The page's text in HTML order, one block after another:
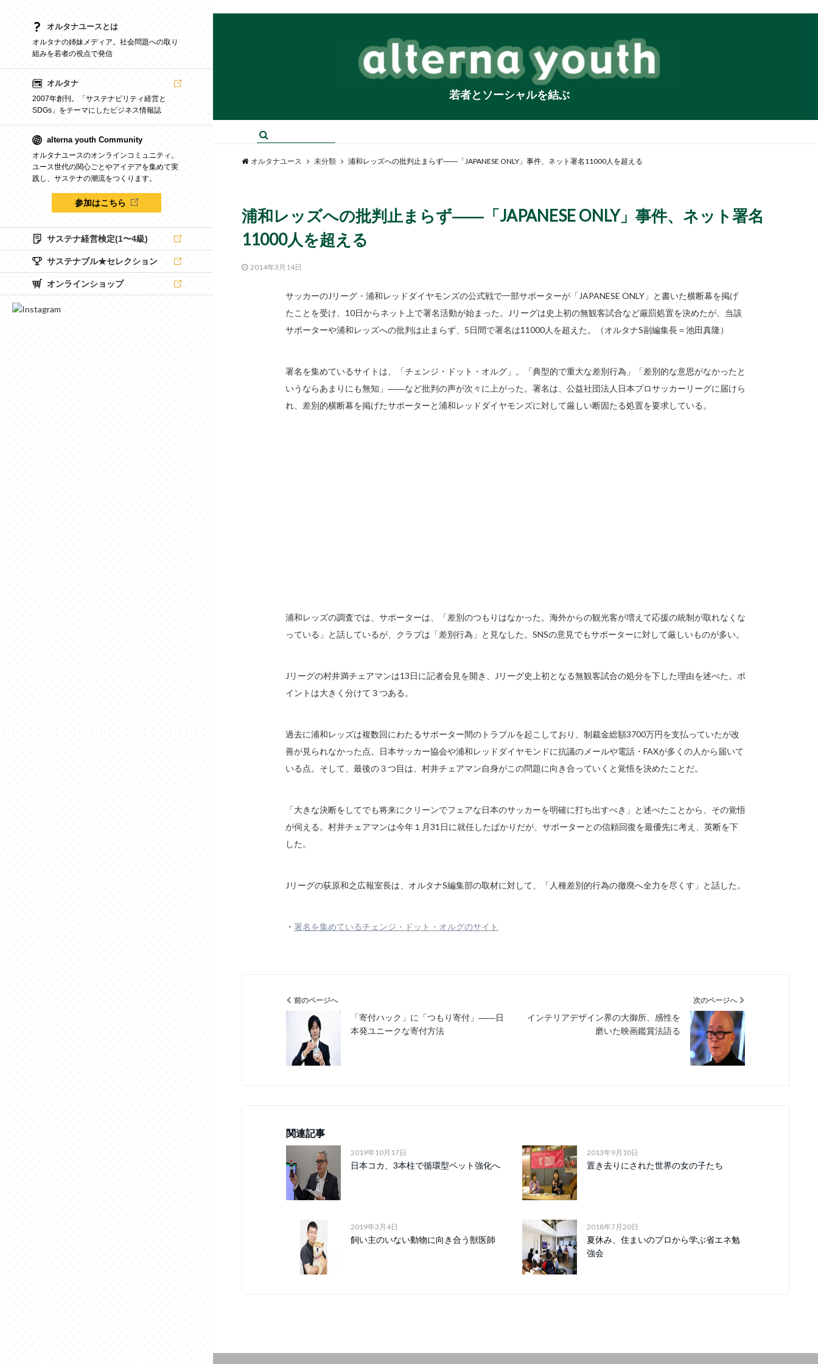
オルタナユースとは
オルタナの姉妹メディア。社会問題への取り
組みを若者の視点で発信
オルタナ
2007年創刊。「サステナビリティ経営と
SDGs」をテーマにしたビジネス情報誌
alterna youth Community
オルタナユースのオンラインコミュニティ。
ユース世代の関心ごとやアイデアを集めて実
践し、サステナの潮流をつくります。
参加はこちら
サステナ経営検定(1〜4級)
サステナブル★セレクション
オンラインショップ
若者とソーシャルを結ぶ
オルタナユース 未分類 浦和レッズへの批判止まらず――「JAPANESE ONLY」事件、ネット署名11000人を超える
浦和レッズへの批判止まらず――「JAPANESE ONLY」事件、ネット署名
11000人を超える
2014年3月14日
サッカーのJリーグ・浦和レッドダイヤモンズの公式戦で一部サポーターが「JAPANESE ONLY」と書いた横断幕を掲げ
たことを受け、10日からネット上で署名活動が始まった。Jリーグは史上初の無観客試合など厳罰処置を決めたが、当該
サポーターや浦和レッズへの批判は止まらず、5日間で署名は11000人を超えた。（オルタナS副編集長＝池田真隆）
署名を集めているサイトは、「チェンジ・ドット・オルグ」。「典型的で重大な差別行為」「差別的な意思がなかったと
いうならあまりにも無知」――など批判の声が次々に上がった。署名は、公益社団法人日本プロサッカーリーグに届けら
れ、差別的横断幕を掲げたサポーターと浦和レッドダイヤモンズに対して厳しい断固たる処置を要求している。
浦和レッズの調査では、サポーターは、「差別のつもりはなかった。海外からの観光客が増えて応援の統制が取れなくな
っている」と話しているが、クラブは「差別行為」と見なした。SNSの意見でもサポーターに対して厳しいものが多い。
Jリーグの村井満チェアマンは13日に記者会見を開き、Jリーグ史上初となる無観客試合の処分を下した理由を述べた。ポ
イントは大きく分けて３つある。
過去に浦和レッズは複数回にわたるサポーター間のトラブルを起こしており、制裁金総額3700万円を支払っていたが改
善が見られなかった点。日本サッカー協会や浦和レッドダイヤモンドに抗議のメールや電話・FAXが多くの人から届いて
いる点。そして、最後の３つ目は、村井チェアマン自身がこの問題に向き合っていくと覚悟を決めたことだ。
「大きな決断をしてでも将来にクリーンでフェアな日本のサッカーを明確に打ち出すべき」と述べたことから、その覚悟
が伺える。村井チェアマンは今年１月31日に就任したばかりだが、サポーターとの信頼回復を最優先に考え、英断を下
した。
Jリーグの荻原和之広報室長は、オルタナS編集部の取材に対して、「人種差別的行為の撤廃へ全力を尽くす」と話した。
・ 署名を集めているチェンジ・ドット・オルグのサイト
前のページへ
「寄付ハック」に「つもり寄付」――日
本発ユニークな寄付方法
次のページへ
インテリアデザイン界の大御所、感性を
磨いた映画鑑賞法語る
関連記事
2019年10月17日
日本コカ、3本柱で循環型ペット強化へ
2013年9月10日
置き去りにされた世界の女の子たち
2019年3月4日
飼い主のいない動物に向き合う獣医師
2018年7月20日
夏休み、住まいのプロから学ぶ省エネ勉
強会